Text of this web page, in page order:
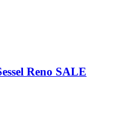
Reno SALE